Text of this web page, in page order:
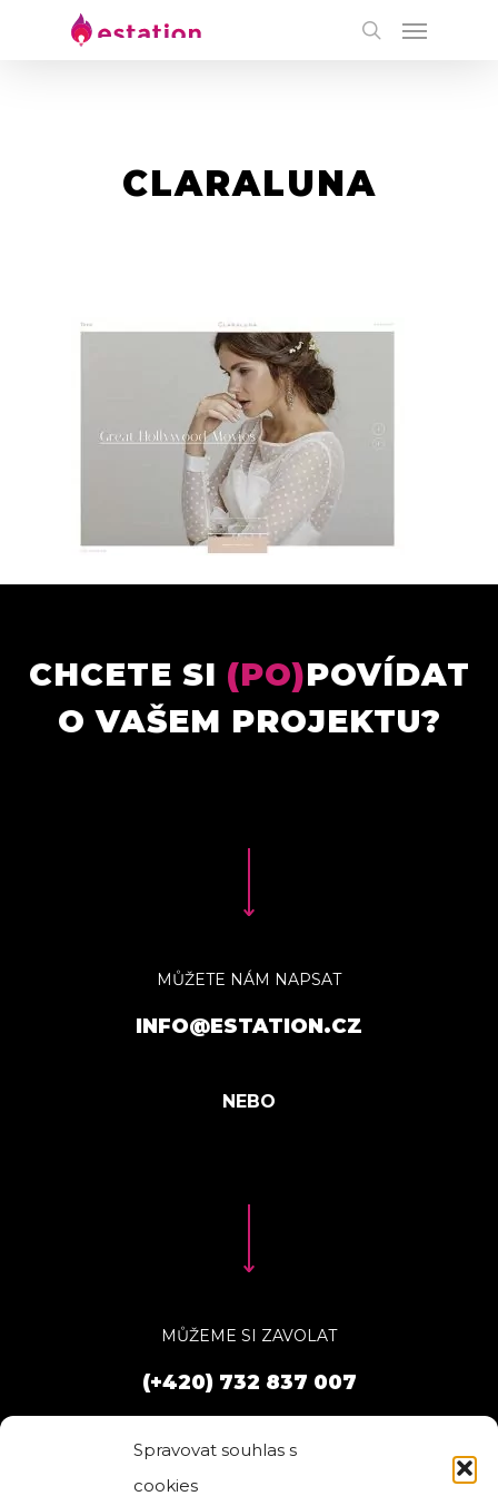
Spravovat souhlas s
cookies
CLARALUNA
CHCETE SI (PO)POVÍDAT
O VAŠEM PROJEKTU?
MŮŽETE NÁM NAPSAT
INFO@ESTATION.CZ
MŮŽEME SI ZAVOLAT
(+420) 732 837 007